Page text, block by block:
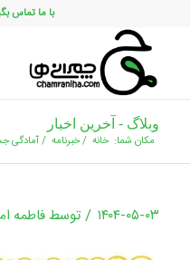
با ما تماس بگیرید:
وبلاگ - آخرین اخبار
مکان شما: خانه /خبرنامه /آمادگی
۱۴۰۴-۰۵-۰۳ / توسطفاطمه